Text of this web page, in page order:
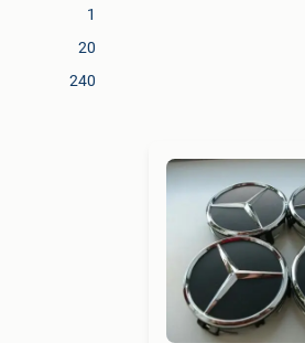
1
20
240